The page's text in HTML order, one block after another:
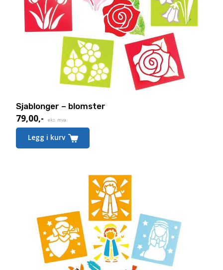
Sjablonger – blomster
79,00,- eks. mva.
Legg i kurv